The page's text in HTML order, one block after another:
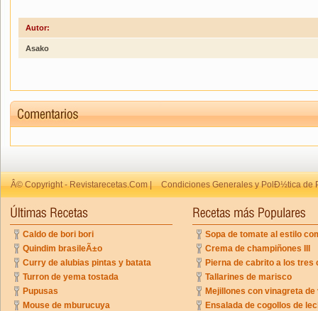
Autor:
Asako
Â© Copyright - Revistarecetas.Com | Condiciones Generales y PolÐ½tica de
Caldo de bori bori
Quindim brasileÃ±o
Curry de alubias pintas y batata
Turron de yema tostada
Pupusas
Mouse de mburucuya
Sopa de tomate al estilo
Crema de champiñones III
Pierna de cabrito a los tres
Tallarines de marisco
Mejillones con vinagreta
Ensalada de cogollos de